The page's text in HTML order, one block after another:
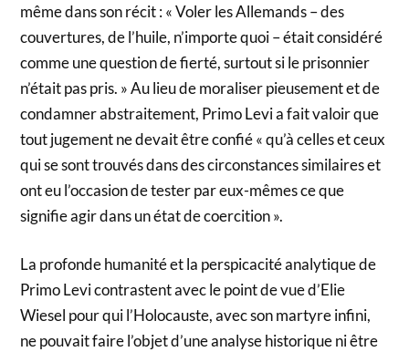
même dans son récit : « Voler les Allemands – des
couvertures, de l’huile, n’importe quoi – était considéré
comme une question de fierté, surtout si le prisonnier
n’était pas pris. » Au lieu de moraliser pieusement et de
condamner abstraitement, Primo Levi a fait valoir que
tout jugement ne devait être confié « qu’à celles et ceux
qui se sont trouvés dans des circonstances similaires et
ont eu l’occasion de tester par eux-mêmes ce que
signifie agir dans un état de coercition ».
La profonde humanité et la perspicacité analytique de
Primo Levi contrastent avec le point de vue d’Elie
Wiesel pour qui l’Holocauste, avec son martyre infini,
ne pouvait faire l’objet d’une analyse historique ni être